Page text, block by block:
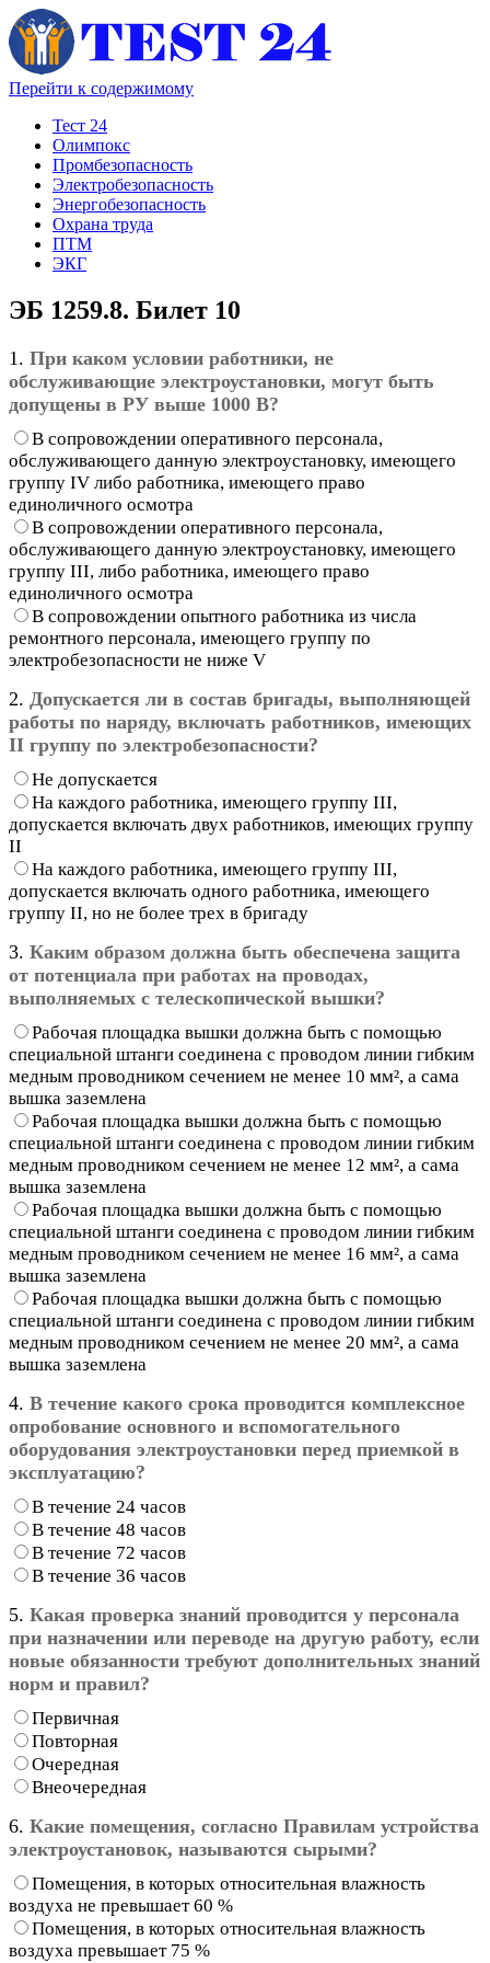
Перейти к содержимому
Тест 24
Олимпокс
Промбезопасность
Электробезопасность
Энергобезопасность
Охрана труда
ПТМ
ЭКГ
ЭБ 1259.8. Билет 10
1. При каком условии работники, не
обслуживающие электроустановки, могут быть
допущены в РУ выше 1000 В?
В сопровождении оперативного персонала,
обслуживающего данную электроустановку, имеющего
группу IV либо работника, имеющего право
единоличного осмотра
В сопровождении оперативного персонала,
обслуживающего данную электроустановку, имеющего
группу III, либо работника, имеющего право
единоличного осмотра
В сопровождении опытного работника из числа
ремонтного персонала, имеющего группу по
электробезопасности не ниже V
2. Допускается ли в состав бригады, выполняющей
работы по наряду, включать работников, имеющих
II группу по электробезопасности?
Не допускается
На каждого работника, имеющего группу III,
допускается включать двух работников, имеющих группу
II
На каждого работника, имеющего группу III,
допускается включать одного работника, имеющего
группу II, но не более трех в бригаду
3. Каким образом должна быть обеспечена защита
от потенциала при работах на проводах,
выполняемых с телескопической вышки?
Рабочая площадка вышки должна быть с помощью
специальной штанги соединена с проводом линии гибким
медным проводником сечением не менее 10 мм², а сама
вышка заземлена
Рабочая площадка вышки должна быть с помощью
специальной штанги соединена с проводом линии гибким
медным проводником сечением не менее 12 мм², а сама
вышка заземлена
Рабочая площадка вышки должна быть с помощью
специальной штанги соединена с проводом линии гибким
медным проводником сечением не менее 16 мм², а сама
вышка заземлена
Рабочая площадка вышки должна быть с помощью
специальной штанги соединена с проводом линии гибким
медным проводником сечением не менее 20 мм², а сама
вышка заземлена
4. В течение какого срока проводится комплексное
опробование основного и вспомогательного
оборудования электроустановки перед приемкой в
эксплуатацию?
В течение 24 часов
В течение 48 часов
В течение 72 часов
В течение 36 часов
5. Какая проверка знаний проводится у персонала
при назначении или переводе на другую работу, если
новые обязанности требуют дополнительных знаний
норм и правил?
Первичная
Повторная
Очередная
Внеочередная
6. Какие помещения, согласно Правилам устройства
электроустановок, называются сырыми?
Помещения, в которых относительная влажность
воздуха не превышает 60 %
Помещения, в которых относительная влажность
воздуха превышает 75 %